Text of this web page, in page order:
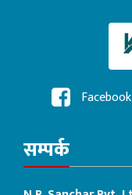
Facebook
सम्पर्क